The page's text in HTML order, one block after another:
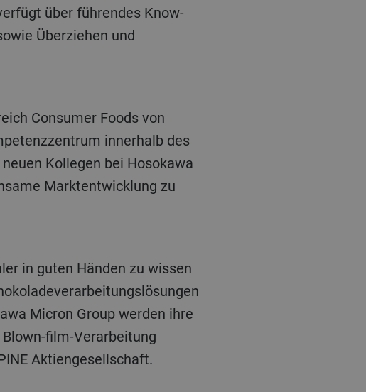
über führendes Know-
Überziehen und
innerhalb des
Kollegen bei Hosokawa
Marktentwicklung zu
Micron Group werden ihre
film-Verarbeitung
Aktiengesellschaft.